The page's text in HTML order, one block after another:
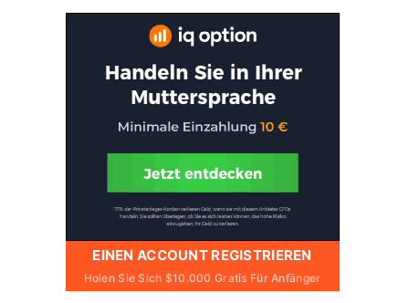
EINEN ACCOUNT REGISTRIEREN
Holen Sie Sich $10.000 Gratis Für Anfänger